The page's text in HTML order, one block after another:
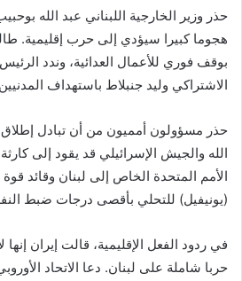
حذر وزير الخارجية اللبناني عبد الله
هجوما كبيرا سيؤدي إلى حرب إقليمية.
بوقف فوري للأعمال العدائية، وندد
الاشتراكي وليد جنبلاط باستهداف
حذر مسؤولون أمميون من أن تبادل إطلاق
الله والجيش الإسرائيلي قد يقود إلى
الأمم المتحدة الخاص إلى لبنان وقائد
(يونيفيل) للتحلي بأقصى درجات ضبط
في ردود الفعل الإقليمية، قالت إيران
حربا شاملة على لبنان. دعا الاتحاد